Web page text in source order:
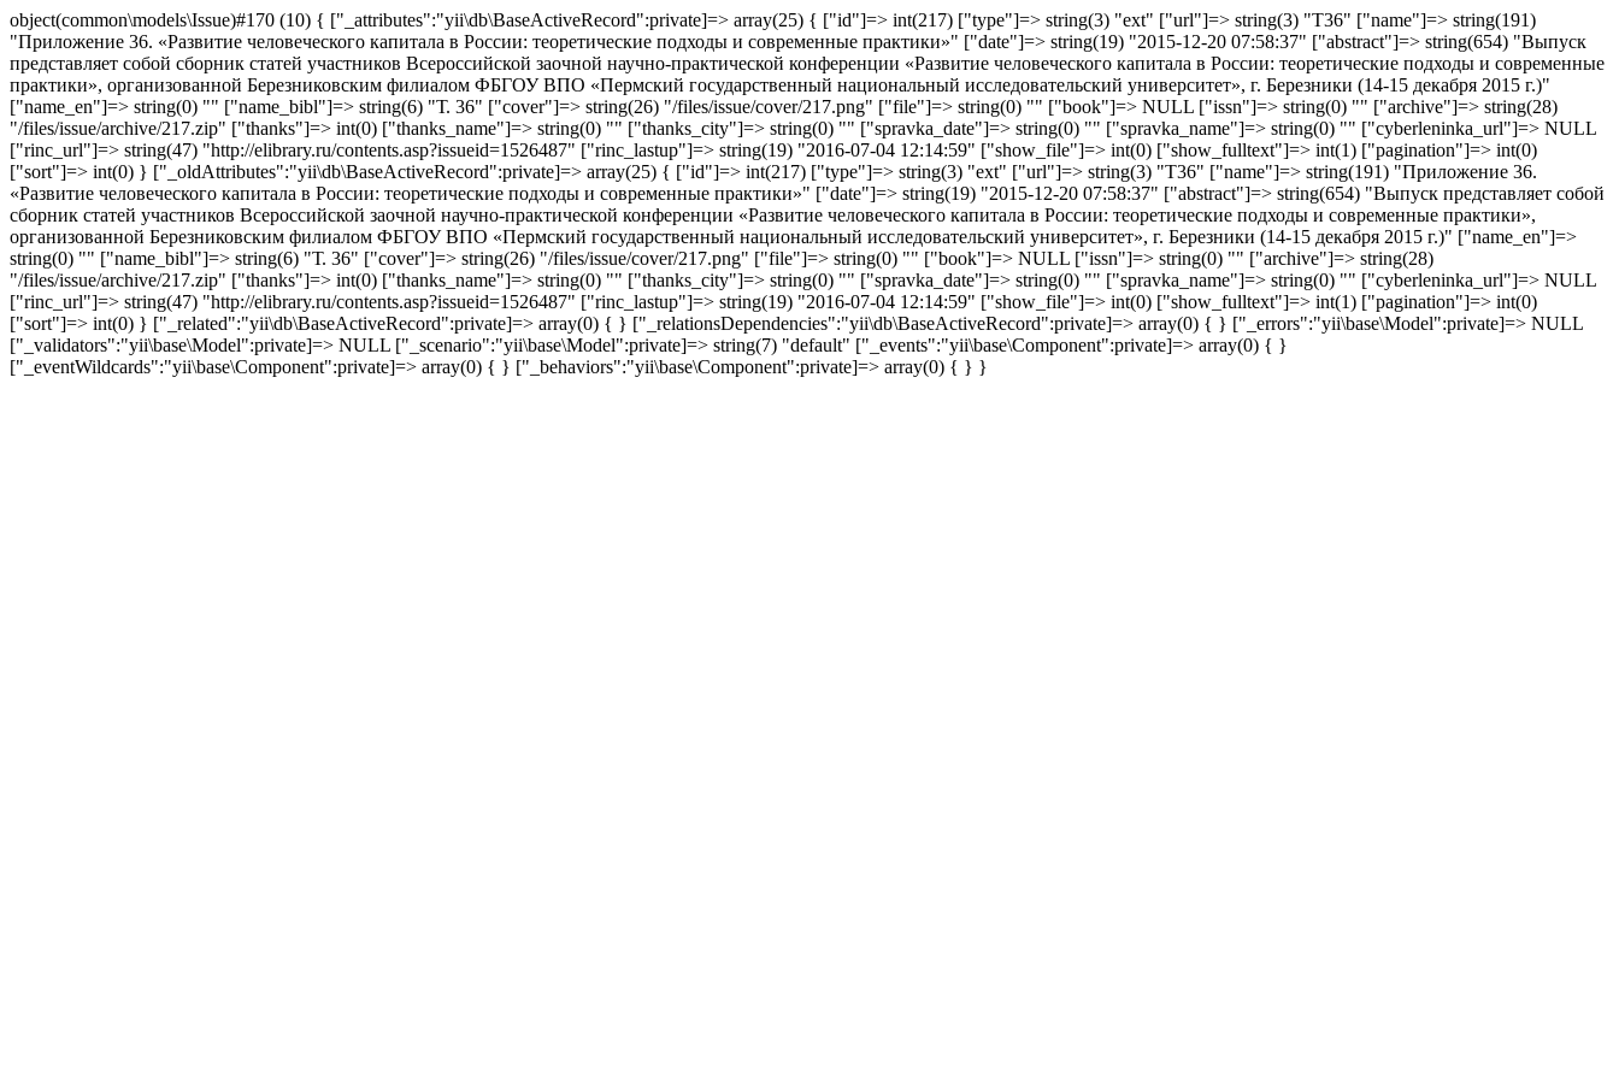
object(common\models\Issue)#170 (10) { ["_attributes":"yii\db\BaseActiveRecord":private]=> array(25) { ["id"]=> int(217) ["type"]=> string(3) "ext" ["url"]=> string(3) "T36" ["name"]=> string(191)
"Приложение 36. «Развитие человеческого капитала в России: теоретические подходы и современные практики»" ["date"]=> string(19) "2015-12-20 07:58:37" ["abstract"]=> string(654) "Выпуск
представляет собой сборник статей участников Всероссийской заочной научно-практической конференции «Развитие человеческого капитала в России: теоретические подходы и современные
практики», организованной Березниковским филиалом ФБГОУ ВПО «Пермский государственный национальный исследовательский университет», г. Березники (14-15 декабря 2015 г.)"
["name_en"]=> string(0) "" ["name_bibl"]=> string(6) "Т. 36" ["cover"]=> string(26) "/files/issue/cover/217.png" ["file"]=> string(0) "" ["book"]=> NULL ["issn"]=> string(0) "" ["archive"]=> string(28)
"/files/issue/archive/217.zip" ["thanks"]=> int(0) ["thanks_name"]=> string(0) "" ["thanks_city"]=> string(0) "" ["spravka_date"]=> string(0) "" ["spravka_name"]=> string(0) "" ["cyberleninka_url"]=> NULL
["rinc_url"]=> string(47) "http://elibrary.ru/contents.asp?issueid=1526487" ["rinc_lastup"]=> string(19) "2016-07-04 12:14:59" ["show_file"]=> int(0) ["show_fulltext"]=> int(1) ["pagination"]=> int(0)
["sort"]=> int(0) } ["_oldAttributes":"yii\db\BaseActiveRecord":private]=> array(25) { ["id"]=> int(217) ["type"]=> string(3) "ext" ["url"]=> string(3) "T36" ["name"]=> string(191) "Приложение 36.
«Развитие человеческого капитала в России: теоретические подходы и современные практики»" ["date"]=> string(19) "2015-12-20 07:58:37" ["abstract"]=> string(654) "Выпуск представляет собой
сборник статей участников Всероссийской заочной научно-практической конференции «Развитие человеческого капитала в России: теоретические подходы и современные практики»,
организованной Березниковским филиалом ФБГОУ ВПО «Пермский государственный национальный исследовательский университет», г. Березники (14-15 декабря 2015 г.)" ["name_en"]=>
string(0) "" ["name_bibl"]=> string(6) "Т. 36" ["cover"]=> string(26) "/files/issue/cover/217.png" ["file"]=> string(0) "" ["book"]=> NULL ["issn"]=> string(0) "" ["archive"]=> string(28)
"/files/issue/archive/217.zip" ["thanks"]=> int(0) ["thanks_name"]=> string(0) "" ["thanks_city"]=> string(0) "" ["spravka_date"]=> string(0) "" ["spravka_name"]=> string(0) "" ["cyberleninka_url"]=> NULL
["rinc_url"]=> string(47) "http://elibrary.ru/contents.asp?issueid=1526487" ["rinc_lastup"]=> string(19) "2016-07-04 12:14:59" ["show_file"]=> int(0) ["show_fulltext"]=> int(1) ["pagination"]=> int(0)
["sort"]=> int(0) } ["_related":"yii\db\BaseActiveRecord":private]=> array(0) { } ["_relationsDependencies":"yii\db\BaseActiveRecord":private]=> array(0) { } ["_errors":"yii\base\Model":private]=> NULL
["_validators":"yii\base\Model":private]=> NULL ["_scenario":"yii\base\Model":private]=> string(7) "default" ["_events":"yii\base\Component":private]=> array(0) { }
["_eventWildcards":"yii\base\Component":private]=> array(0) { } ["_behaviors":"yii\base\Component":private]=> array(0) { } }